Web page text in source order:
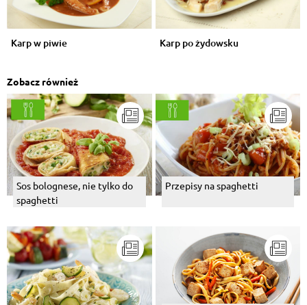
Karp w piwie Karp po żydowsku
Zobacz również
Sos bolognese, nie tylko do
spaghetti
Przepisy na spaghetti